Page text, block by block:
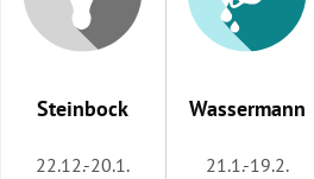
Untermenü
Steinbock
22.12.-20.1.
Wassermann
21.1.-19.2.